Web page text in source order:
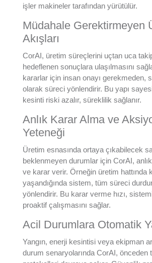
işler makineler tarafından yürütülür.
Müdahale Gerektirmeyen
Akışları
CorAI, üretim süreçlerini uçtan uca
hedeflenen sonuçlara ulaşılmasını
kararlar için insan onayı gerekmeden,
olarak süreci yönlendirir. Bu yapı
kesinti riski azalır, süreklilik sağlanır.
Anlık Karar Alma ve
Yeteneği
Üretim esnasında ortaya çıkabilecek
beklenmeyen durumlar için CorAI,
ve karar verir. Örneğin üretim hattında
yaşandığında sistem, tüm süreci
yönlendirir. Bu karar verme hızı,
proaktif çalışmasını sağlar.
Acil Durumlara Otomatik
Yangın, enerji kesintisi veya ekipman
durum senaryolarında CorAI, önceden